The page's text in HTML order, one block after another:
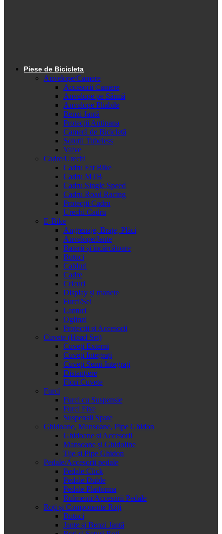
Piese de Bicicleta
Anvelope/Camere
Accesorii Camere
Anvelope pe Sârmă
Anvelope Pliabile
Benzi Jantă
Protecții Antipana
Cameră de Bicicletă
Soluții Tubeless
Valve
Cadre/Urechi
Cadru Fat Bike
Cadru MTB
Cadru Single Speed
Cadru Road Racing
Protecții Cadru
Urechi Cadru
E-Bike
Angrenaje, Brațe, Plăci
Anvelope/Jante
Baterii și încărcătoare
Butuci
Cabluri
Cadre
Cricuri
Display și manete
Furci/Șei
Lanțuri
Oglinzi
Protectii si Accesorii
Cuvete (Head Set)
Cuveți Externi
Cuveți Integrați
Cuveți Semi-Integrați
Distanțiere
Flori Cuvete
Furci
Furci cu Suspensie
Furci Fixe
Suspensii Spate
Ghidoane, Mansoane, Pipe Ghidon
Ghidoane și Accesorii
Mansoane și Ghidoline
Tije și Pipe Ghidon
Pedale/Accesorii pedale
Pedale Click
Pedale Duble
Pedale Platforma
Rulmenti/Accesorii Pedale
Roți și Componente Roți
Butuci
Jante și Benzi Jantă